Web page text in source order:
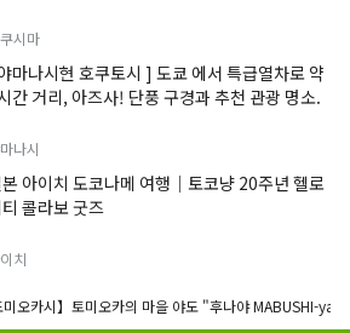
시마
마나시현 호쿠토시 ] 도쿄 에서 특급열차로 약
간 거리, 아즈사! 단풍 구경과 추천 관광 명소.
나시
아이치 도코나메 여행｜토코냥 20주년 헬로
콜라보 굿즈
치
미오카시】토미오카의 마을 야도 "후나야 MABUSHI-ya"